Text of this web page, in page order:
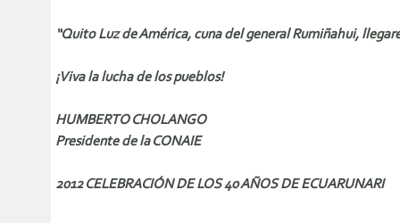
“Quito Luz de América, cuna del general Rumiñahui,
¡Viva la lucha de los pueblos!
HUMBERTO CHOLANGO
Presidente de la CONAIE
2012 CELEBRACIÓN DE LOS 40 AÑOS DE ECUARUNARI